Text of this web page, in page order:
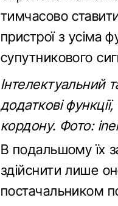
тимчасово
пристрої з усіма
супутникового
Інтелектуальний
додаткові
кордону. Фото:
В подальшому їх
здійснити лише
постачальником